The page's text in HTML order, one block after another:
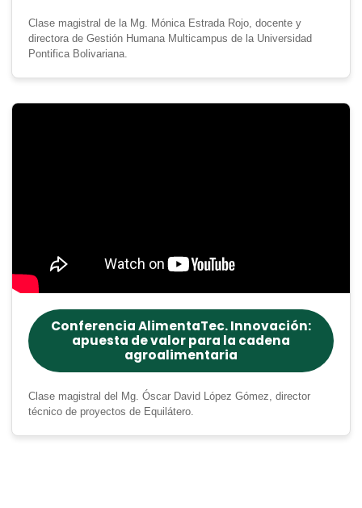
Clase magistral de la Mg. Mónica Estrada Rojo, docente y
directora de Gestión Humana Multicampus de la Universidad
Pontifica Bolivariana.
Conferencia AlimentaTec. Innovación:
apuesta de valor para la cadena
agroalimentaria
Clase magistral del Mg. Óscar David López Gómez, director
técnico de proyectos de Equilátero.